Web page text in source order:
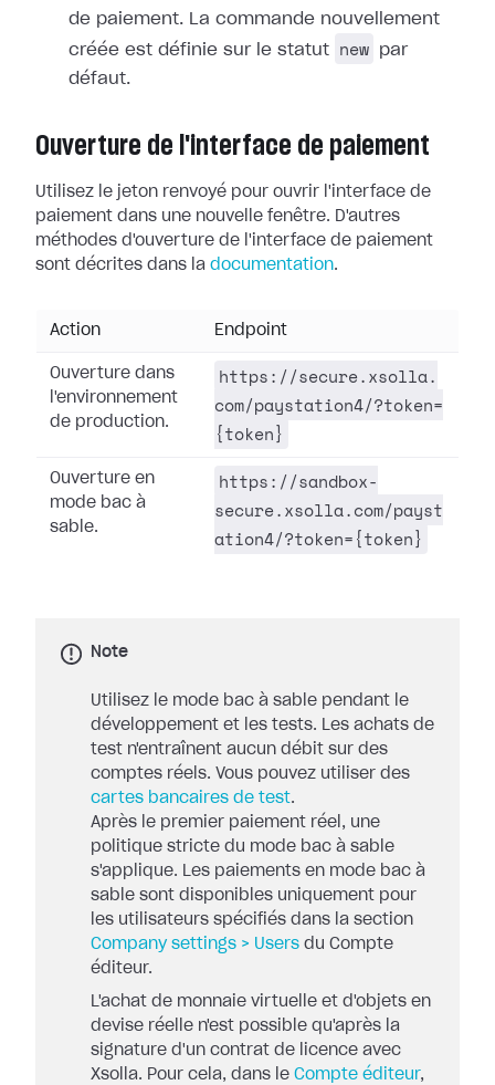
de paiement. La commande nouvellement
créée est définie sur le statut
new
par
défaut.
Ouverture de l'interface de paiement
Utilisez le jeton renvoyé pour ouvrir l'interface de
paiement dans une nouvelle fenêtre. D'autres
méthodes d'ouverture de l'interface de paiement
sont décrites dans la documentation.
Action Endpoint
Ouverture dans
l'environnement
de production.
https://secure.xsolla.
com/paystation4/?token=
{token}
Ouverture en
mode bac à
sable.
https://sandbox-
secure.xsolla.com/payst
ation4/?token={token}
Note
Utilisez le mode bac à sable pendant le
développement et les tests. Les achats de
test n'entraînent aucun débit sur des
comptes réels. Vous pouvez utiliser des
cartes bancaires de test.
Après le premier paiement réel, une
politique stricte du mode bac à sable
s'applique. Les paiements en mode bac à
sable sont disponibles uniquement pour
les utilisateurs spécifiés dans la section
Company settings > Users du Compte
éditeur.
L'achat de monnaie virtuelle et d'objets en
devise réelle n'est possible qu'après la
signature d'un contrat de licence avec
Xsolla. Pour cela, dans le Compte éditeur,